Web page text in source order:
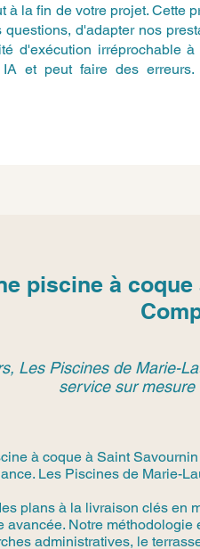
à la fin de votre projet. Cette
d'adapter nos
d'exécution irréprochable
et peut faire des
piscine à
Les Piscines de Marie-
service sur
à coque à Saint
Les Piscines de Marie-
plans à la livraison clés en
avancée. Notre
administratives, le